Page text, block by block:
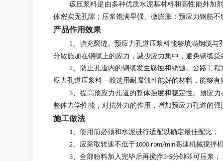
该压浆料是由多种优质水泥基材料和高性能外加
体密实无孔隙；压浆饱满早强、微膨胀；预应力钢筋
产品作用效果
1、填充裂缝。预应力孔道压浆料能够填满钢缆
分散施加在钢缆上的应力，减少应力集中，避免钢缆
2、防止孔道内的钢缆发生腐蚀和锈蚀。公路工
应力孔道压浆料一般选用耐腐蚀性能好的材料，能够
3、提高预应力孔道的整体强度和稳定性。预应
整体力学性能，对抗外力的作用，增加预应力孔道的强
施工做法
1、使用前必须和水泥进行适配以确定最佳配比；
2、应采取转速不低于1000 rpm/min高速机械搅
3、全部粉料加入完毕后再搅拌3-5分钟即可压浆；